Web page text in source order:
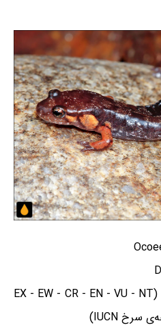
گونه‌ی با کم‌ترین نگرانی (EX - EW - CR - EN - VU - NT